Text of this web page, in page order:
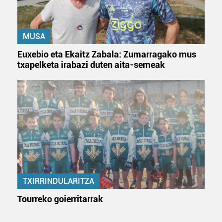
erabiltzeko baimen esplizitua ematen diguzu.Gehiago
irakurri
MUSA
Euxebio eta Ekaitz Zabala: Zumarragako mus
txapelketa irabazi duten aita-semeak
TXIRRINDULARITZA
Tourreko goierritarrak